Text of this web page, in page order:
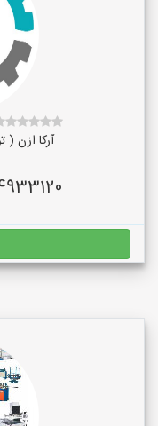
آرکا ازن (
- 02165019206